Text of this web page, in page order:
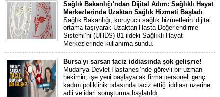
Sağlık Bakanlığı'ndan Dijital Adım: Sağlıklı Hayat
Merkezlerinde Uzaktan Sağlık Hizmeti Başladı
Sağlık Bakanlığı, koruyucu sağlık hizmetlerini dijital
ortama taşıyarak Uzaktan Hasta Değerlendirme
Sistemi’ni (UHDS) 81 ildeki Sağlıklı Hayat
Merkezlerinde kullanıma sundu.
Bursa’yı sarsan taciz iddiasında şok gelişme!
Mudanya Devlet Hastanesi’nde görevli bir uzman
hekimin, işe yeni başlayacak firma personeli genç
kadını poliklinik odasında taciz ettiği iddiası üzerine
adli ve idari soruşturma başlatıldı.